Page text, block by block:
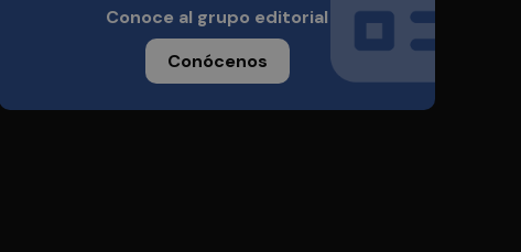
Conoce al grupo editorial
Conócenos